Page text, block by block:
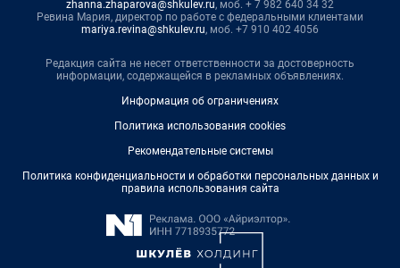
zhanna.zhaparova@shkulev.ru, моб. + 7 982 640 34 32
Ревина Мария, директор по работе с федеральными клиентами
mariya.revina@shkulev.ru, моб. +7 910 402 4056
Редакция сайта не несет ответственности за достоверность
информации, содержащейся в рекламных объявлениях.
Информация об ограничениях
Политика использования cookies
Рекомендательные системы
Политика конфиденциальности и обработки персональных данных и
правила использования сайта